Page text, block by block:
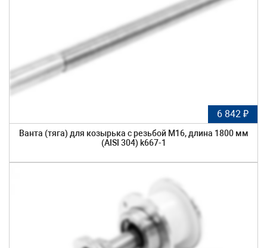
6 842 ₽
Ванта (тяга) для козырька с резьбой М16, длина 1800 мм
(AISI 304) k667-1